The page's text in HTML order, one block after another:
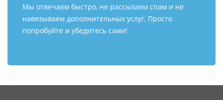
Мы отвечаем быстро, не рассылаем спам и не
навязываем дополнительных услуг. Просто
попробуйте и убедитесь сами!